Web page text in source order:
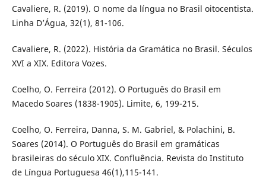
Cavaliere, R. (2019). O nome da língua no Brasil oitocentista.
Linha D’Água, 32(1), 81-106.
Cavaliere, R. (2022). História da Gramática no Brasil. Séculos
XVI a XIX. Editora Vozes.
Coelho, O. Ferreira (2012). O Português do Brasil em
Macedo Soares (1838-1905). Limite, 6, 199-215.
Coelho, O. Ferreira, Danna, S. M. Gabriel, & Polachini, B.
Soares (2014). O Português do Brasil em gramáticas
brasileiras do século XIX. Confluência. Revista do Instituto
de Língua Portuguesa 46(1),115-141.